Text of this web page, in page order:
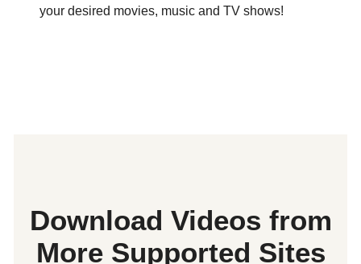
your desired movies, music and TV shows!
Download Videos from
More Supported Sites